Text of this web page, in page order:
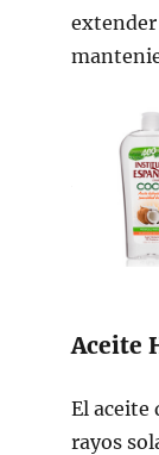
extender
Aceite
El aceite
rayos